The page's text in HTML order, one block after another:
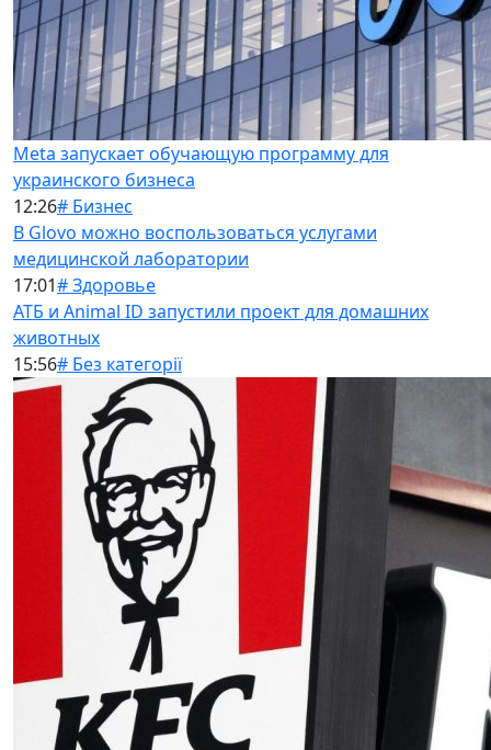
Meta запускает обучающую программу для
украинского бизнеса
12:26# Бизнес
В Glovo можно воспользоваться услугами
медицинской лаборатории
17:01# Здоровье
АТБ и Animal ID запустили проект для домашних
животных
15:56# Без категорії